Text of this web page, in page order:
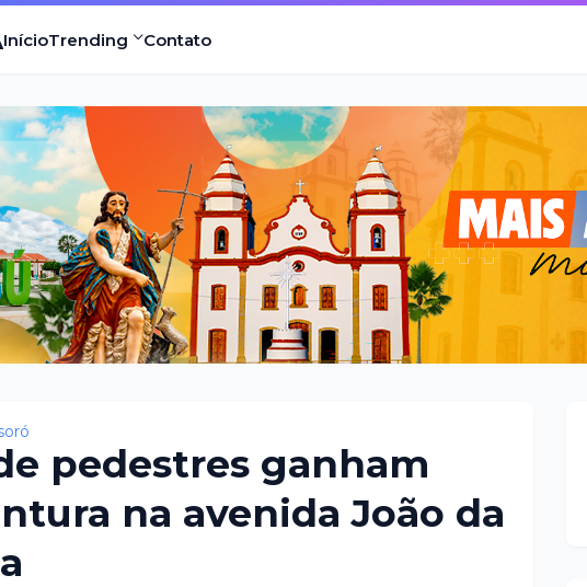
InícioTrending Contato
pedestres ganham
na avenida João da